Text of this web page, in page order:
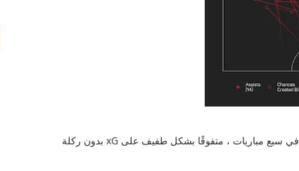
كان ميسي أكثر حظًا في دوري أبطال أوروبا ، حيث سجل خمسة أهداف في سبع مباريات ، متفوقًا بشكل طفيف على xG بدون ركلة